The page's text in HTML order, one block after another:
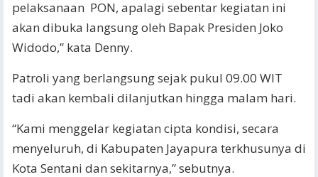
pelaksanaan PON, apalagi sebentar kegiatan ini
akan dibuka langsung oleh Bapak Presiden Joko
Widodo,” kata Denny.
Patroli yang berlangsung sejak pukul 09.00 WIT
tadi akan kembali dilanjutkan hingga malam hari.
“Kami menggelar kegiatan cipta kondisi, secara
menyeluruh, di Kabupaten Jayapura terkhusunya di
Kota Sentani dan sekitarnya,” sebutnya.